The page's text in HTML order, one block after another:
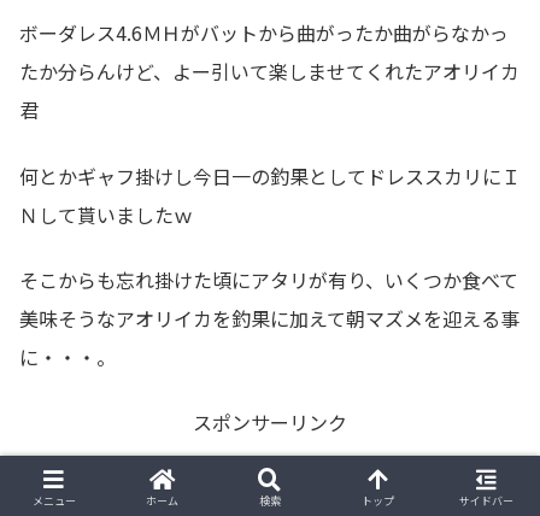
ボーダレス4.6ＭＨがバットから曲がったか曲がらなかっ
たか分らんけど、よー引いて楽しませてくれたアオリイカ
君
何とかギャフ掛けし今日一の釣果としてドレススカリにＩ
Ｎして貰いましたｗ
そこからも忘れ掛けた頃にアタリが有り、いくつか食べて
美味そうなアオリイカを釣果に加えて朝マズメを迎える事
に・・・。
スポンサーリンク
メニュー ホーム 検索 トップ サイドバー